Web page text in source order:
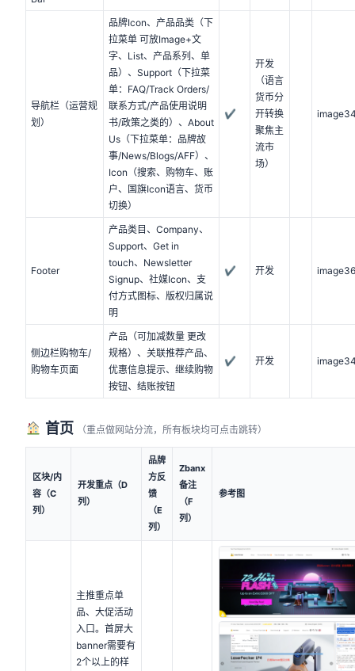
导航栏（运营规
划）
品牌Icon、产品品类（下
拉菜单 可放Image+文
字、List、产品系列、单
品）、Support（下拉菜
单：FAQ/Track Orders/
联系方式/产品使用说明
书/政策之类的）、About
Us（下拉菜单：品牌故
事/News/Blogs/AFF）、
Icon（搜索、购物车、账
户、国旗Icon语言、货币
切换）
✔
开发
（语言
货币分
开转换
聚焦主
流市
场）
Footer
产品类目、Company、
Support、Get in
touch、Newsletter
Signup、社媒Icon、支
付方式图标、版权归属说
明
✔ 开发
侧边栏购物车/
购物车页面
产品（可加减数量 更改
规格）、关联推荐产品、
优惠信息提示、继续购物
按钮、结账按钮
✔ 开发
首页 （重点做网站分流，所有板块均可点击跳转）
区块/内
容（C
列）
开发重点（D
列）
品牌
方反
馈
（E
列）
Zbanx
备注
（F
列）
参考图
主推重点单
品、大促活动
入口。首屏大
banner需要有
2个以上的样